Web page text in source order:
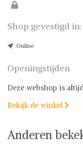
Shop gevestigd in:
Online
Openingstijden
Deze webshop is
Bekijk de winkel 
Anderen